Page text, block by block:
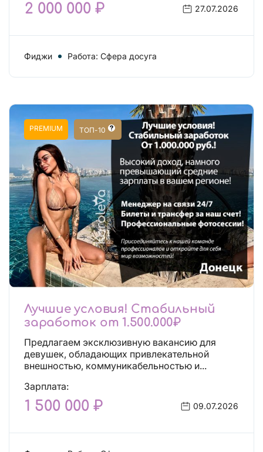
2 000 000 ₽ 27.07.2026
Фиджи Работа: Сфера досуга
PREMIUM ТОП-10
Лучшие условия! Стабильный
заработок от 1.500.000₽
Предлагаем эксклюзивную вакансию для
девушек, обладающих привлекательной
внешностью, коммуникабельностью и...
Зарплата:
1 500 000 ₽ 09.07.2026